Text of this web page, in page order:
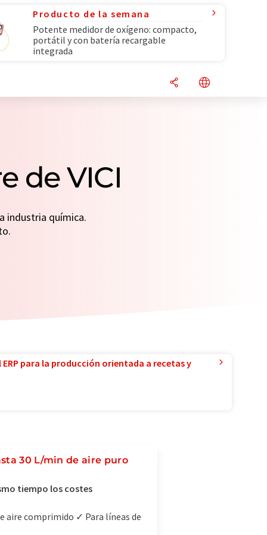
Producto de la semana
Potente medidor de oxígeno: compacto,
portátil y con batería recargable
integrada
de VICI
industria química.
para la producción orientada a recetas y
30 L/min de aire puro
tiempo los costes
aire comprimido ✓ Para líneas de